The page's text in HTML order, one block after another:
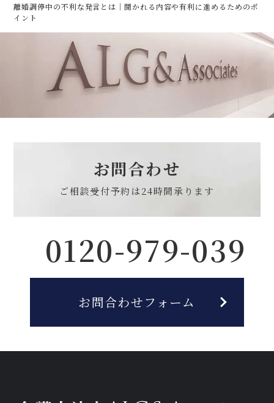
離婚調停中の不利な発言とは｜聞かれる内容や有利に進めるためのポ
イント
お問合わせ
ご相談受付予約は24時間承ります
0120-979-039
お問合わせフォーム